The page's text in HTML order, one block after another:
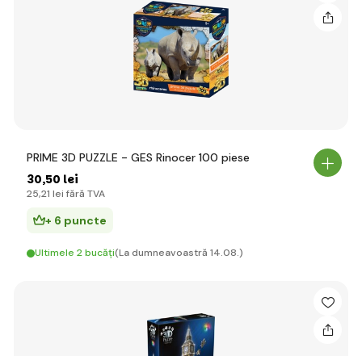
PRIME 3D PUZZLE - GES Rinocer 100 piese
30,50 lei
25,21 lei fără TVA
+ 6 puncte
Ultimele 2 bucăți(La dumneavoastră 14.08.)